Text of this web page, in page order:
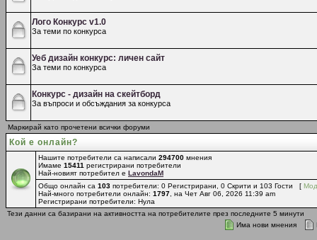
Лого Конкурс v1.0
За теми по конкурса
Уеб дизайн конкурс: личен сайт
За теми по конкурса
Конкурс - дизайн на скейтборд
За въпроси и обсъждания за конкурса
Маркирай като прочетени всички форуми
Кой е онлайн?
Нашите потребители са написали 294700 мнения
Имаме 15411 регистрирани потребители
Най-новият потребител е LavondaM
Общо онлайн са 103 потребители: 0 Регистрирани, 0 Скрити и 103 Гости [
Най-много потребители онлайн: 1797 , на Чет Авг 06, 2026 11:39 am
Регистрирани потребители: Нула
Тези данни са базирани на активността на потребителите през последните 5 минути
Има нови мнения